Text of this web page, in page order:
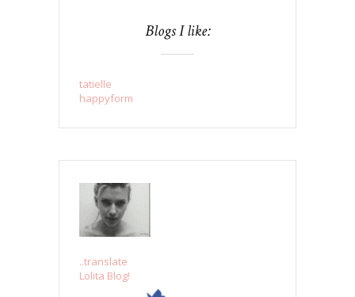
Blogs I like:
tatielle
happyform
..translate
Lolita Blog!